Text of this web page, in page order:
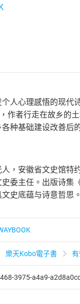
人心理感悟的现
作者行走在故乡的
种基础建设改善
，安徽省文史馆
委主任。出版诗集
史底蕴与诗意哲思。
樂天Kobo電子書
3975-a4a9-